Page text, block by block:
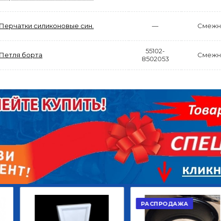
ДИСК СЦЕПЛЕНИЯ
ВЕДОМЫЙ КЛАССИК
2 422,40
В КОРЗИНУ
АКЦИЯ
КРУГ ПОВОРОТНЫЙ
10*12ОТВ., Д.102*86
Г.КАЗАНЬ
29 668,20 Р
В КОРЗИНУ
Перчатки силиконовые син. —
Петля борта
55102-
8502053
РАСПРОДАЖА АКЦИЯ